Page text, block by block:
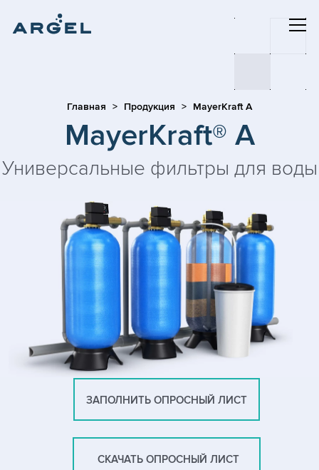
Главная Продукция MayerKraft A
MayerKraft® A
Универсальные фильтры для воды
ЗАПОЛНИТЬ ОПРОСНЫЙ ЛИСТ
СКАЧАТЬ ОПРОСНЫЙ ЛИСТ